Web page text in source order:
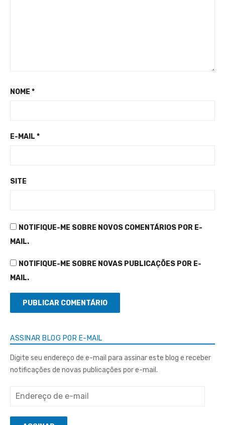
NOME *
E-MAIL *
SITE
NOTIFIQUE-ME SOBRE NOVOS COMENTÁRIOS POR E-
MAIL.
NOTIFIQUE-ME SOBRE NOVAS PUBLICAÇÕES POR E-
MAIL.
ASSINAR BLOG POR E-MAIL
Digite seu endereço de e-mail para assinar este blog e receber
notificações de novas publicações por e-mail.
Endereço
e-